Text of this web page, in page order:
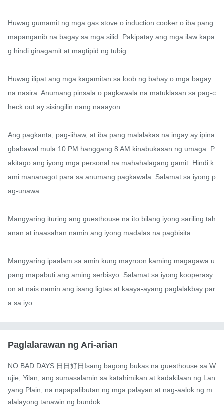
Huwag gumamit ng mga gas stove o induction cooker o iba pang
mapanganib na bagay sa mga silid. Pakipatay ang mga ilaw kapa
g hindi ginagamit at magtipid ng tubig.
Huwag ilipat ang mga kagamitan sa loob ng bahay o mga bagay
na nasira. Anumang pinsala o pagkawala na matuklasan sa pag-c
heck out ay sisingilin nang naaayon.
Ang pagkanta, pag-iihaw, at iba pang malalakas na ingay ay ipina
gbabawal mula 10 PM hanggang 8 AM kinabukasan ng umaga. P
akitago ang iyong mga personal na mahahalagang gamit. Hindi k
ami mananagot para sa anumang pagkawala. Salamat sa iyong p
ag-unawa.
Mangyaring ituring ang guesthouse na ito bilang iyong sariling tah
anan at inaasahan namin ang iyong madalas na pagbisita.
Mangyaring ipaalam sa amin kung mayroon kaming magagawa u
pang mapabuti ang aming serbisyo. Salamat sa iyong kooperasy
on at nais namin ang isang ligtas at kaaya-ayang paglalakbay par
a sa iyo.
Paglalarawan ng Ari-arian
NO BAD DAYS 日日好日Isang bagong bukas na guesthouse sa W
ujie, Yilan, ang sumasalamin sa katahimikan at kadakilaan ng Lan
yang Plain, na napapalibutan ng mga palayan at nag-aalok ng m
alalayong tanawin ng bundok.